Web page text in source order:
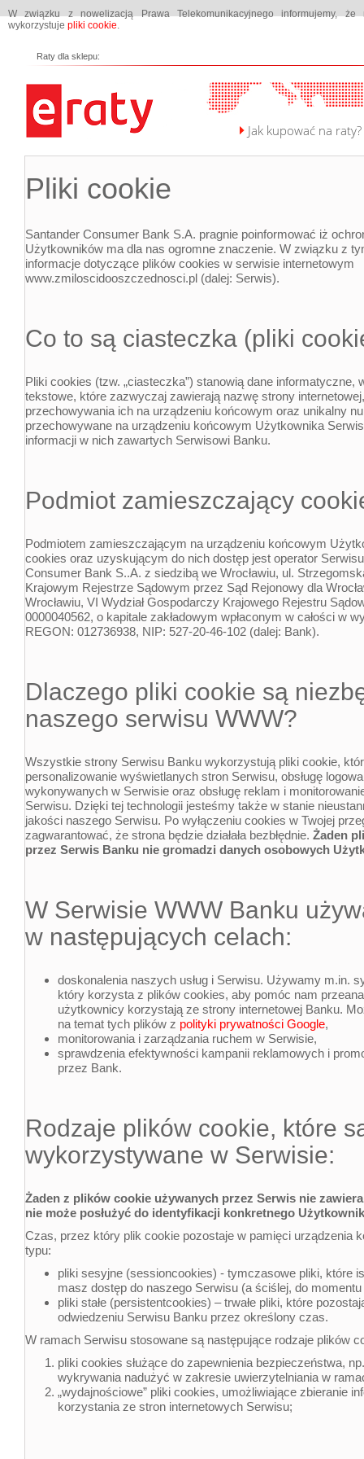
W związku z nowelizacją Prawa Telekomunikacyjnego informujemy, że
wykorzystuje pliki cookie.
Raty dla sklepu:
Jak kupować na raty?
Pliki cookie
Santander Consumer Bank S.A. pragnie poinformować iż
Użytkowników ma dla nas ogromne znaczenie. W związku z
informacje dotyczące plików cookies w serwisie internetowym
www.zmiloscidooszczednosci.pl (dalej: Serwis).
Co to są ciasteczka (pliki
Pliki cookies (tzw. „ciasteczka”) stanowią dane informatyczne,
tekstowe, które zazwyczaj zawierają nazwę strony
przechowywania ich na urządzeniu końcowym oraz unikalny
przechowywane na urządzeniu końcowym Użytkownika
informacji w nich zawartych Serwisowi Banku.
Podmiot zamieszczający
Podmiotem zamieszczającym na urządzeniu końcowym
cookies oraz uzyskującym do nich dostęp jest operator
Consumer Bank S..A. z siedzibą we Wrocławiu, ul.
Krajowym Rejestrze Sądowym przez Sąd Rejonowy dla
Wrocławiu, VI Wydział Gospodarczy Krajowego Rejestru
0000040562, o kapitale zakładowym wpłaconym w całości w
REGON: 012736938, NIP: 527-20-46-102 (dalej: Bank).
Dlaczego pliki cookie są
naszego serwisu WWW?
Wszystkie strony Serwisu Banku wykorzystują pliki cookie,
personalizowanie wyświetlanych stron Serwisu, obsługę
wykonywanych w Serwisie oraz obsługę reklam i
Serwisu. Dzięki tej technologii jesteśmy także w stanie
jakości naszego Serwisu. Po wyłączeniu cookies w Twojej
zagwarantować, że strona będzie działała bezbłędnie. Żaden
przez Serwis Banku nie gromadzi danych osobowych
W Serwisie WWW Banku
w następujących celach:
doskonalenia naszych usług i Serwisu. Używamy m.in.
który korzysta z plików cookies, aby pomóc nam
użytkownicy korzystają ze strony internetowej Banku.
na temat tych plików z polityki prywatności Google,
monitorowania i zarządzania ruchem w Serwisie,
sprawdzenia efektywności kampanii reklamowych i
przez Bank.
Rodzaje plików cookie, które
wykorzystywane w Serwisie:
Żaden z plików cookie używanych przez Serwis nie
nie może posłużyć do identyfikacji konkretnego
Czas, przez który plik cookie pozostaje w pamięci urządzenia
typu:
pliki sesyjne (sessioncookies) - tymczasowe pliki, które
masz dostęp do naszego Serwisu (a ściślej, do
pliki stałe (persistentcookies) – trwałe pliki, które
odwiedzeniu Serwisu Banku przez określony czas.
W ramach Serwisu stosowane są następujące rodzaje plików
pliki cookies służące do zapewnienia bezpieczeństwa,
wykrywania nadużyć w zakresie uwierzytelniania w
„wydajnościowe” pliki cookies, umożliwiające zbieranie
korzystania ze stron internetowych Serwisu;